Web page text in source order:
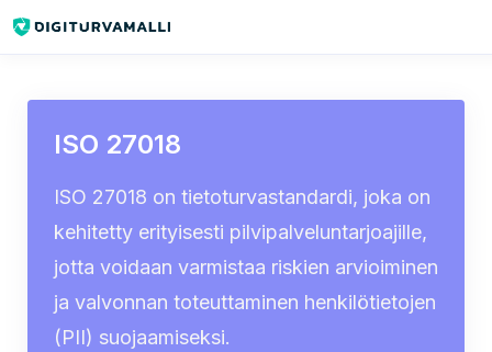
ISO 27018
ISO 27018 on tietoturvastandardi, joka on
kehitetty erityisesti pilvipalveluntarjoajille,
jotta voidaan varmistaa riskien arvioiminen
ja valvonnan toteuttaminen henkilötietojen
(PII) suojaamiseksi.